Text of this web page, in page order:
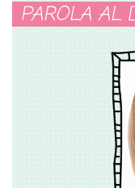
PAROLA AL